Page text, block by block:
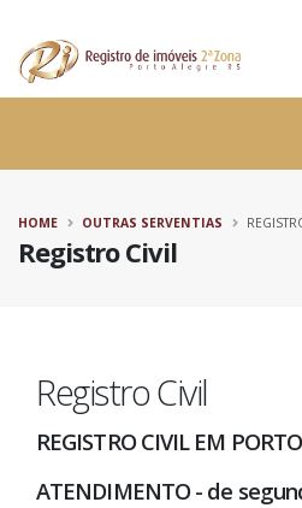
Registro Civil
HOME OUTRAS SERVENTIAS
Registro Civil
REGISTRO CIVIL EM
ATENDIMENTO - de